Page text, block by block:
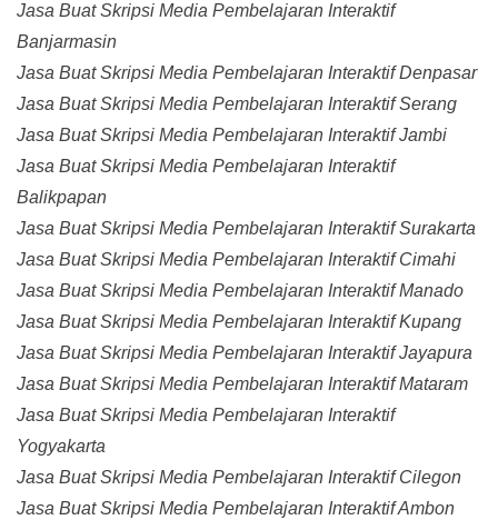
Jasa Buat Skripsi Media Pembelajaran Interaktif
Banjarmasin
Jasa Buat Skripsi Media Pembelajaran Interaktif Denpasar
Jasa Buat Skripsi Media Pembelajaran Interaktif Serang
Jasa Buat Skripsi Media Pembelajaran Interaktif Jambi
Jasa Buat Skripsi Media Pembelajaran Interaktif
Balikpapan
Jasa Buat Skripsi Media Pembelajaran Interaktif Surakarta
Jasa Buat Skripsi Media Pembelajaran Interaktif Cimahi
Jasa Buat Skripsi Media Pembelajaran Interaktif Manado
Jasa Buat Skripsi Media Pembelajaran Interaktif Kupang
Jasa Buat Skripsi Media Pembelajaran Interaktif Jayapura
Jasa Buat Skripsi Media Pembelajaran Interaktif Mataram
Jasa Buat Skripsi Media Pembelajaran Interaktif
Yogyakarta
Jasa Buat Skripsi Media Pembelajaran Interaktif Cilegon
Jasa Buat Skripsi Media Pembelajaran Interaktif Ambon